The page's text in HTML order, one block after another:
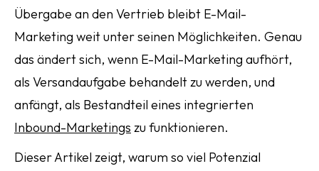
Übergabe an den Vertrieb bleibt E-Mail-
Marketing weit unter seinen Möglichkeiten. Genau
das ändert sich, wenn E-Mail-Marketing aufhört,
als Versandaufgabe behandelt zu werden, und
anfängt, als Bestandteil eines integrierten
Inbound-Marketings zu funktionieren.
Dieser Artikel zeigt, warum so viel Potenzial